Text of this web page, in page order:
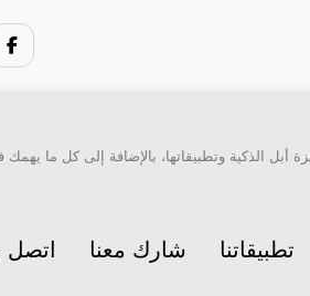
الذكية وتطبيقاتها، بالإضافة إلى كل ما يهمك
تطبيقاتنا شارك معنا اتصل